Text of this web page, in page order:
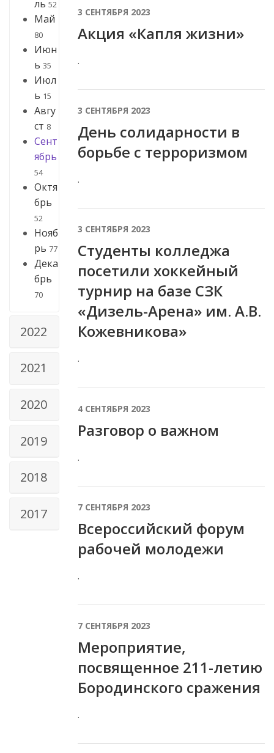
ль 52
Май
80
Июн
ь 35
Июл
ь 15
Авгу
ст 8
Сент
ябрь
54
Октя
брь
52
Нояб
рь 77
Дека
брь
70
2022
2021
2020
2019
2018
2017
3 СЕНТЯБРЯ 2023
Акция «Капля жизни»
.
3 СЕНТЯБРЯ 2023
День солидарности в
борьбе с терроризмом
.
3 СЕНТЯБРЯ 2023
Студенты колледжа
посетили хоккейный
турнир на базе СЗК
«Дизель-Арена» им. А.В.
Кожевникова»
.
4 СЕНТЯБРЯ 2023
Разговор о важном
.
7 СЕНТЯБРЯ 2023
Всероссийский форум
рабочей молодежи
.
7 СЕНТЯБРЯ 2023
Мероприятие,
посвященное 211-летию
Бородинского сражения
.